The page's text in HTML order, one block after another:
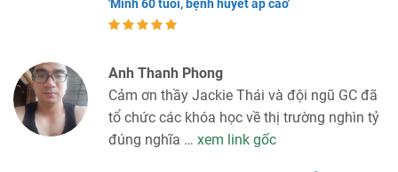
'Mình 60 tuổi, bệnh huyết áp cao'
Anh Thanh Phong
Cảm ơn thầy Jackie Thái và đội ngũ GC đã
tổ chức các khóa học về thị trường nghìn tỷ
đúng nghĩa … xem link gốc